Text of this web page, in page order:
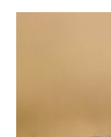
octobre